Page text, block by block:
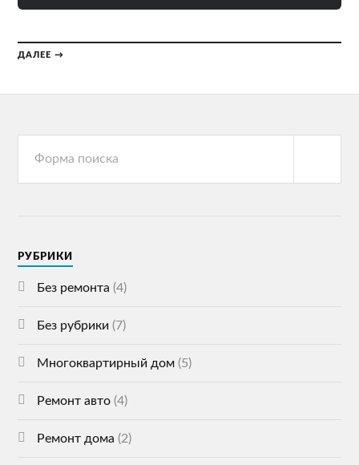
ДАЛЕЕ →
РУБРИКИ
Без ремонта (4)
Без рубрики (7)
Многоквартирный дом (5)
Ремонт авто (4)
Ремонт дома (2)